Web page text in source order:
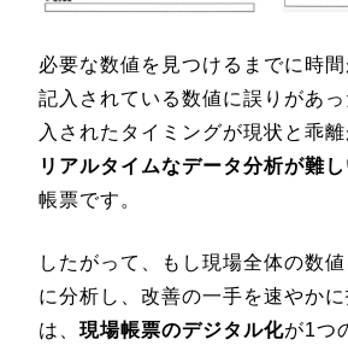
必要な数値を見つけるまでに時間
記入されている数値に誤りがあ
入されたタイミングが現状と乖離
リアルタイムなデータ分析が難
帳票です。
したがって、もし現場全体の数
に分析し、改善の一手を速やか
は、 現場帳票のデジタル化が1つ